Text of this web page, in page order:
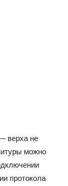
верха не
можно
протокола